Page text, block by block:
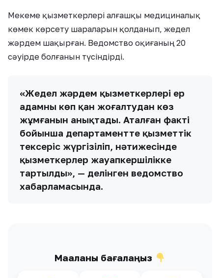
Мекеме қызметкерлері алғашқы медициналық
көмек көрсету шараларын қолданып, жедел
жәрдем шақырған. Ведомство оқиғаның 20
сәуірде болғанын түсіндірді.
«Жедел жәрдем қызметкерлері ер
адамның көп қан жоғалтудан көз
жұмғанын анықтады. Аталған факті
бойынша департаментте қызметтік
тексеріс жүргізіліп, нәтижесінде
қызметкерлер жауапкершілікке
тартылды», — делінген ведомство
хабарламасында.
Мақаланы бағалаңыз